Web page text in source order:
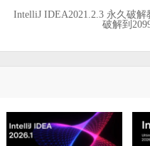
IntelliJ IDEA2021.2.3 永久破
破解到